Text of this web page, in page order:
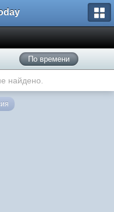
По времени
найдено.